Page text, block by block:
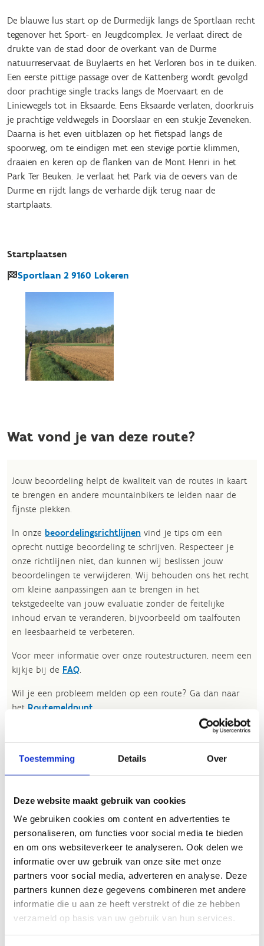
Toestemming Details Over
Deze website maakt gebruik van cookies
We gebruiken cookies om content en advertenties te
personaliseren, om functies voor social media te bieden
en om ons websiteverkeer te analyseren. Ook delen we
informatie over uw gebruik van onze site met onze
partners voor social media, adverteren en analyse. Deze
partners kunnen deze gegevens combineren met andere
informatie die u aan ze heeft verstrekt of die ze hebben
verzameld op basis van uw gebruik van hun services.
De blauwe lus start op de Durmedijk langs de Sportlaan recht
tegenover het Sport- en Jeugdcomplex. Je verlaat direct de
drukte van de stad door de overkant van de Durme
natuurreservaat de Buylaerts en het Verloren bos in te duiken.
Een eerste pittige passage over de Kattenberg wordt gevolgd
door prachtige single tracks langs de Moervaart en de
Liniewegels tot in Eksaarde. Eens Eksaarde verlaten, doorkruis
je prachtige veldwegels in Doorslaar en een stukje Zeveneken.
Daarna is het even uitblazen op het fietspad langs de
spoorweg, om te eindigen met een stevige portie klimmen,
draaien en keren op de flanken van de Mont Henri in het
Park Ter Beuken. Je verlaat het Park via de oevers van de
Durme en rijdt langs de verharde dijk terug naar de
startplaats.
Startplaatsen
Sportlaan 2 9160 Lokeren
Wat vond je van deze route?
Jouw beoordeling helpt de kwaliteit van de routes in kaart
te brengen en andere mountainbikers te leiden naar de
fijnste plekken.
In onze beoordelingsrichtlijnen vind je tips om een
oprecht nuttige beoordeling te schrijven. Respecteer je
onze richtlijnen niet, dan kunnen wij beslissen jouw
beoordelingen te verwijderen. Wij behouden ons het recht
om kleine aanpassingen aan te brengen in het
tekstgedeelte van jouw evaluatie zonder de feitelijke
inhoud ervan te veranderen, bijvoorbeeld om taalfouten
en leesbaarheid te verbeteren.​
Voor meer informatie over onze routestructuren, neem een
kijkje bij de FAQ.
Wil je een probleem melden op een route? Ga dan naar
het Routemeldpunt
sportievevrijetijd@sport.vlaanderen.​
slecht goed
FYSIEKE INSPANNING
licht zwaar